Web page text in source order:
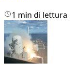
1 min di lettura